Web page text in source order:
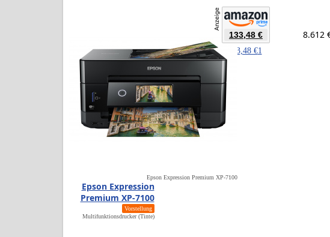
Epson Expression Premium XP-7100
Epson Expression
Premium XP-7100
Vorstellung
Multifunktionsdrucker (Tinte)
133,48 €
ab 133,48 €1
8.612